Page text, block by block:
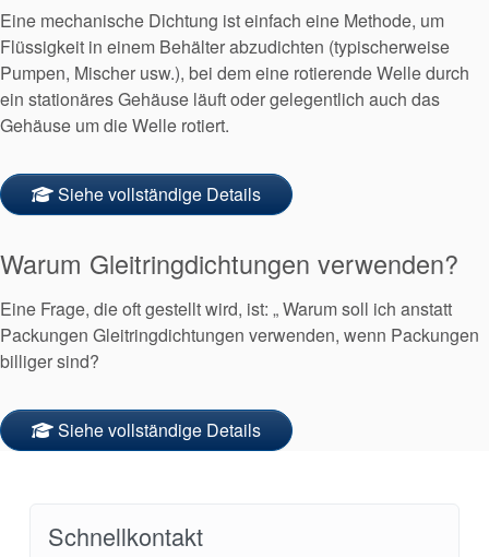
Zertifizierungen und
Kontaktieren Sie uns
Standorte
Nachhaltigkeit
Eine mechanische Dichtung ist einfach eine Methode, um
Flüssigkeit in einem Behälter abzudichten (typischerweise
Pumpen, Mischer usw.), bei dem eine rotierende Welle durch
ein stationäres Gehäuse läuft oder gelegentlich auch das
Gehäuse um die Welle rotiert.
Siehe vollständige Details
Warum Gleitringdichtungen verwenden?
Eine Frage, die oft gestellt wird, ist: „ Warum soll ich anstatt
Packungen Gleitringdichtungen verwenden, wenn Packungen
billiger sind?
Siehe vollständige Details
Schnellkontakt